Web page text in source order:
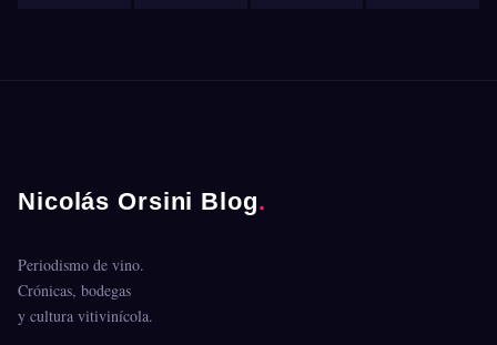
Nicolás Orsini Blog.
Periodismo de vino.
Crónicas, bodegas
y cultura vitivinícola.